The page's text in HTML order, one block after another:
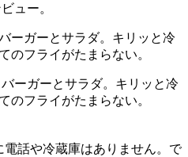
ュー。
ーガーとサラダ。キリッと冷
のフライがたまらない。
電話や冷蔵庫はありません。で